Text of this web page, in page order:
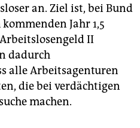
an. Ziel ist, bei Bund
Jahr 1,5
II
dadurch
alle Arbeitsagenturen
die bei verdächtigen
machen.